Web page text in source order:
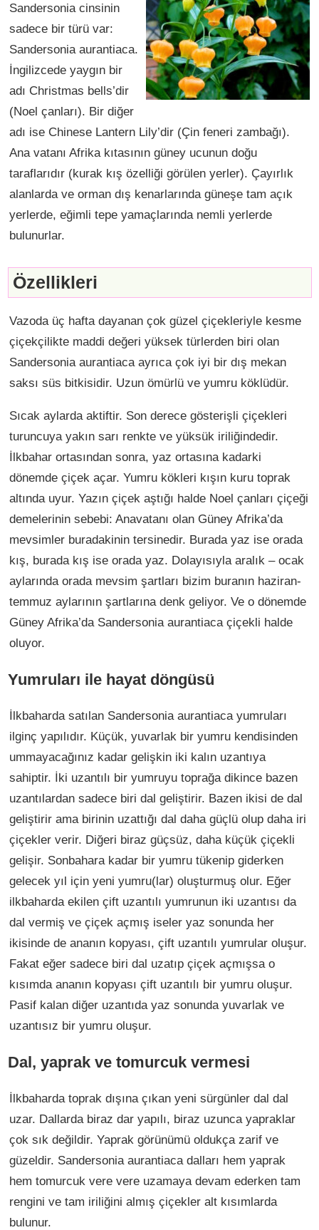
Sandersonia cinsinin
sadece bir türü var:
Sandersonia aurantiaca.
İngilizcede yaygın bir
adı Christmas bells’dir
(Noel çanları). Bir diğer
adı ise Chinese Lantern Lily’dir (Çin feneri zambağı).
Ana vatanı Afrika kıtasının güney ucunun doğu
taraflarıdır (kurak kış özelliği görülen yerler). Çayırlık
alanlarda ve orman dış kenarlarında güneşe tam açık
yerlerde, eğimli tepe yamaçlarında nemli yerlerde
bulunurlar.
Özellikleri
Vazoda üç hafta dayanan çok güzel çiçekleriyle kesme
çiçekçilikte maddi değeri yüksek türlerden biri olan
Sandersonia aurantiaca ayrıca çok iyi bir dış mekan
saksı süs bitkisidir. Uzun ömürlü ve yumru köklüdür.
Sıcak aylarda aktiftir. Son derece gösterişli çiçekleri
turuncuya yakın sarı renkte ve yüksük iriliğindedir.
İlkbahar ortasından sonra, yaz ortasına kadarki
dönemde çiçek açar. Yumru kökleri kışın kuru toprak
altında uyur. Yazın çiçek aştığı halde Noel çanları çiçeği
demelerinin sebebi: Anavatanı olan Güney Afrika’da
mevsimler buradakinin tersinedir. Burada yaz ise orada
kış, burada kış ise orada yaz. Dolayısıyla aralık – ocak
aylarında orada mevsim şartları bizim buranın haziran-
temmuz aylarının şartlarına denk geliyor. Ve o dönemde
Güney Afrika’da Sandersonia aurantiaca çiçekli halde
oluyor.
Yumruları ile hayat döngüsü
İlkbaharda satılan Sandersonia aurantiaca yumruları
ilginç yapılıdır. Küçük, yuvarlak bir yumru kendisinden
ummayacağınız kadar gelişkin iki kalın uzantıya
sahiptir. İki uzantılı bir yumruyu toprağa dikince bazen
uzantılardan sadece biri dal geliştirir. Bazen ikisi de dal
geliştirir ama birinin uzattığı dal daha güçlü olup daha iri
çiçekler verir. Diğeri biraz güçsüz, daha küçük çiçekli
gelişir. Sonbahara kadar bir yumru tükenip giderken
gelecek yıl için yeni yumru(lar) oluşturmuş olur. Eğer
ilkbaharda ekilen çift uzantılı yumrunun iki uzantısı da
dal vermiş ve çiçek açmış iseler yaz sonunda her
ikisinde de ananın kopyası, çift uzantılı yumrular oluşur.
Fakat eğer sadece biri dal uzatıp çiçek açmışsa o
kısımda ananın kopyası çift uzantılı bir yumru oluşur.
Pasif kalan diğer uzantıda yaz sonunda yuvarlak ve
uzantısız bir yumru oluşur.
Dal, yaprak ve tomurcuk vermesi
İlkbaharda toprak dışına çıkan yeni sürgünler dal dal
uzar. Dallarda biraz dar yapılı, biraz uzunca yapraklar
çok sık değildir. Yaprak görünümü oldukça zarif ve
güzeldir. Sandersonia aurantiaca dalları hem yaprak
hem tomurcuk vere vere uzamaya devam ederken tam
rengini ve tam iriliğini almış çiçekler alt kısımlarda
bulunur.